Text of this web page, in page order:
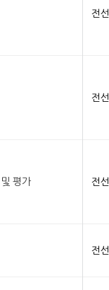
전선
전선
평가 전선
전선